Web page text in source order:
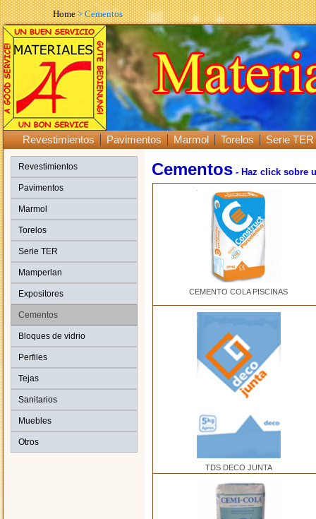
Home> Cementos
Revestimientos Pavimentos Marmol Torelos Serie TER
Revestimientos
Pavimentos
Marmol
Torelos
Serie TER
Mamperlan
Expositores
Cementos
Bloques de vidrio
Perfiles
Tejas
Sanitarios
Muebles
Otros
Cementos - Haz click sobre
CEMENTO COLA PISCINAS
TDS DECO JUNTA